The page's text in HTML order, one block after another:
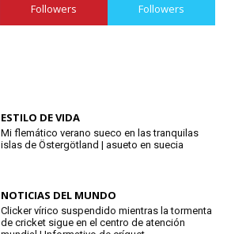
Followers
Followers
ESTILO DE VIDA
Mi flemático verano sueco en las tranquilas
islas de Östergötland | asueto en suecia
NOTICIAS DEL MUNDO
Clicker vírico suspendido mientras la tormenta
de cricket sigue en el centro de atención